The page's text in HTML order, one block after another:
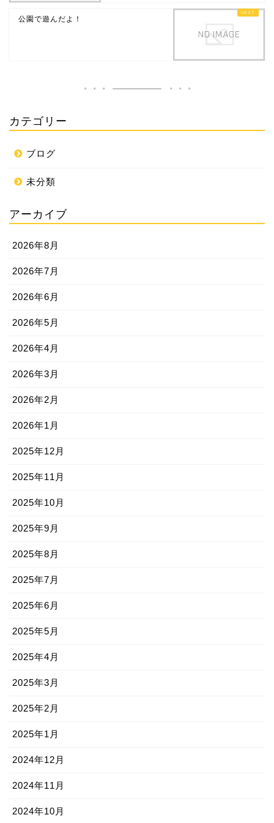
公園で遊んだよ！
カテゴリー
ブログ
未分類
アーカイブ
2026年8月
2026年7月
2026年6月
2026年5月
2026年4月
2026年3月
2026年2月
2026年1月
2025年12月
2025年11月
2025年10月
2025年9月
2025年8月
2025年7月
2025年6月
2025年5月
2025年4月
2025年3月
2025年2月
2025年1月
2024年12月
2024年11月
2024年10月